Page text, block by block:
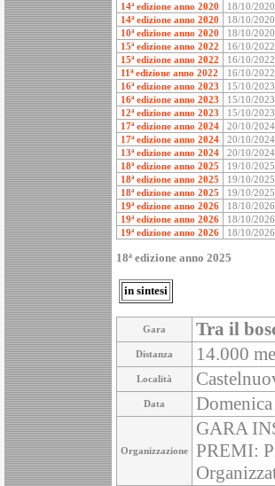
14ª edizione anno 2020
18/10/2020
14ª edizione anno 2020
18/10/2020
10ª edizione anno 2020
18/10/2020
15ª edizione anno 2022
16/10/2022
15ª edizione anno 2022
16/10/2022
11ª edizione anno 2022
16/10/2022
16ª edizione anno 2023
15/10/2023
16ª edizione anno 2023
15/10/2023
12ª edizione anno 2023
15/10/2023
17ª edizione anno 2024
20/10/2024
17ª edizione anno 2024
20/10/2024
13ª edizione anno 2024
20/10/2024
18ª edizione anno 2025
19/10/2025
18ª edizione anno 2025
19/10/2025
18ª edizione anno 2025
19/10/2025
19ª edizione anno 2026
18/10/2026
19ª edizione anno 2026
18/10/2026
19ª edizione anno 2026
18/10/2026
18ª edizione anno 2025
in sintesi
Gara Tra il
Distanza 14.000
Località
Data Domenica
Organizzazione
GARA
PREMI: